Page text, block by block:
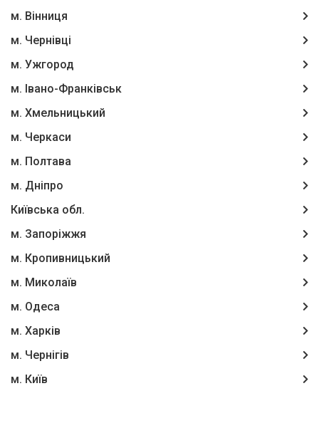
м. Вінниця
м. Чернівці
м. Ужгород
м. Івано-Франківськ
м. Хмельницький
м. Черкаси
м. Полтава
м. Дніпро
Київська обл.
м. Запоріжжя
м. Кропивницький
м. Миколаїв
м. Одеса
м. Харків
м. Чернігів
м. Київ